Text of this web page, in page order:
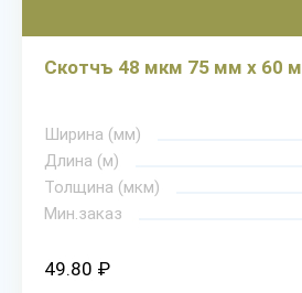
Скотчъ 48 мкм 75 мм х 60 м
Ширина (мм)
Длина (м)
Толщина (мкм)
Мин.заказ
49.80 ₽